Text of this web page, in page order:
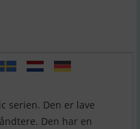
serien. Den er lave
Den har en